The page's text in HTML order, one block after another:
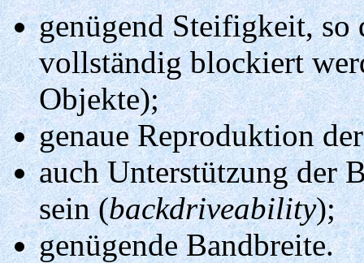
genügend Steifigkeit, so
vollständig blockiert
Objekte);
genaue Reproduktion
auch Unterstützung der
sein (backdriveability);
genügende Bandbreite.